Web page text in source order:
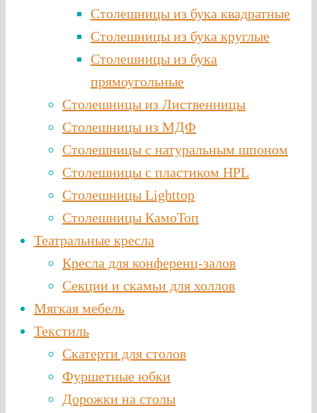
Столешницы из бука квадратные
Столешницы из бука круглые
Столешницы из бука
прямоугольные
Столешницы из Лиственницы
Столешницы из МДФ
Столешницы с натуральным шпоном
Столешницы c пластиком HPL
Столешницы Lighttop
Столешницы КамоТоп
Театральные кресла
Кресла для конференц-залов
Секции и скамьи для холлов
Мягкая мебель
Текстиль
Скатерти для столов
Фуршетные юбки
Дорожки на столы